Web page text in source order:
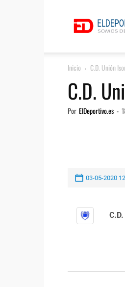
Inicio C.D. Unión
C.D.
Por ElDeportivo.es -
03-05-2020